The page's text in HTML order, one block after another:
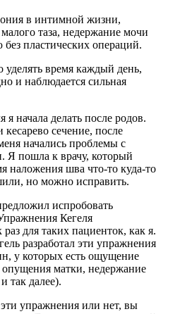
в интимной жизни,
таза, недержание мочи
без пластических операций.
время каждый день,
и наблюдается сильная
начала делать после родов.
сечение, после
начались проблемы с
Я пошла к врачу, который
наложения шва что-то куда-то
но можно исправить.
испробовать
Кегеля
для таких пациенток, как я.
разработал эти упражнения
у которых есть ощущение
опущения матки, недержание
так далее).
упражнения или нет, вы